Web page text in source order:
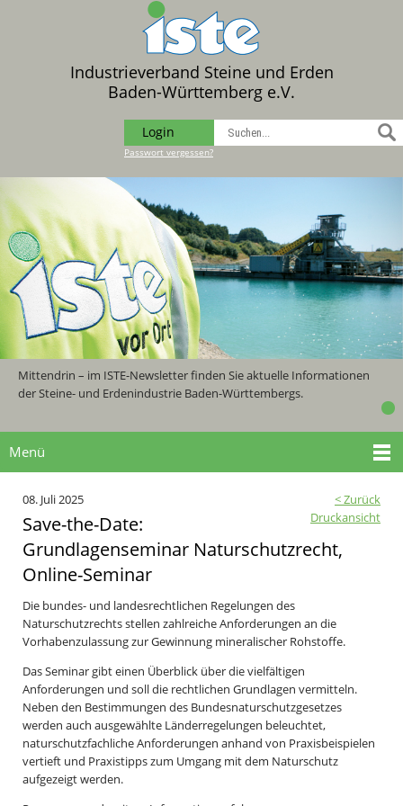
Industrieverband Steine und Erden
Baden-Württemberg e.V.
Login
Passwort vergessen?
Mittendrin – im ISTE-Newsletter finden Sie aktuelle Informationen
der Steine- und Erdenindustrie Baden-Württembergs.
Menü
< Zurück
Druckansicht
08. Juli 2025
Save-the-Date:
Grundlagenseminar Naturschutzrecht,
Online-Seminar
Die bundes- und landesrechtlichen Regelungen des
Naturschutzrechts stellen zahlreiche Anforderungen an die
Vorhabenzulassung zur Gewinnung mineralischer Rohstoffe.
Das Seminar gibt einen Überblick über die vielfältigen
Anforderungen und soll die rechtlichen Grundlagen vermitteln.
Neben den Bestimmungen des Bundesnaturschutzgesetzes
werden auch ausgewählte Länderregelungen beleuchtet,
naturschutzfachliche Anforderungen anhand von Praxisbeispielen
vertieft und Praxistipps zum Umgang mit dem Naturschutz
aufgezeigt werden.